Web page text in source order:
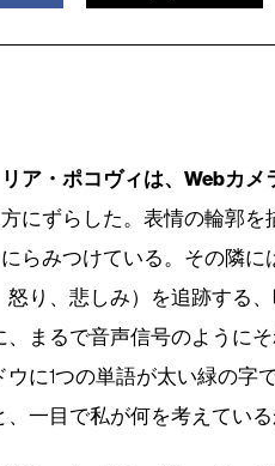
リア・ポコヴィは、Webカ
方にずらした。表情の輪郭を
にらみつけている。その隣に
怒り、悲しみ）を追跡する
、まるで音声信号のように
ウに1つの単語が太い緑の字
、一目で私が何を考えてい